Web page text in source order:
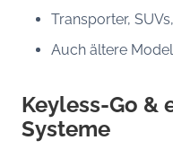
Transporter,
Auch ältere
Keyless-Go &
Systeme